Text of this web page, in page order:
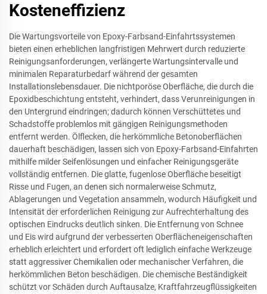
Kosteneffizienz
Die Wartungsvorteile von Epoxy-Farbsand-Einfahrtssystemen
bieten einen erheblichen langfristigen Mehrwert durch reduzierte
Reinigungsanforderungen, verlängerte Wartungsintervalle und
minimalen Reparaturbedarf während der gesamten
Installationslebensdauer. Die nichtporöse Oberfläche, die durch die
Epoxidbeschichtung entsteht, verhindert, dass Verunreinigungen in
den Untergrund eindringen; dadurch können Verschüttetes und
Schadstoffe problemlos mit gängigen Reinigungsmethoden
entfernt werden. Ölflecken, die herkömmliche Betonoberflächen
dauerhaft beschädigen, lassen sich von Epoxy-Farbsand-Einfahrten
mithilfe milder Seifenlösungen und einfacher Reinigungsgeräte
vollständig entfernen. Die glatte, fugenlose Oberfläche beseitigt
Risse und Fugen, an denen sich normalerweise Schmutz,
Ablagerungen und Vegetation ansammeln, wodurch Häufigkeit und
Intensität der erforderlichen Reinigung zur Aufrechterhaltung des
optischen Eindrucks deutlich sinken. Die Entfernung von Schnee
und Eis wird aufgrund der verbesserten Oberflächeneigenschaften
erheblich erleichtert und erfordert oft lediglich einfache Werkzeuge
statt aggressiver Chemikalien oder mechanischer Verfahren, die
herkömmlichen Beton beschädigen. Die chemische Beständigkeit
schützt vor Schäden durch Auftausalze, Kraftfahrzeugflüssigkeiten